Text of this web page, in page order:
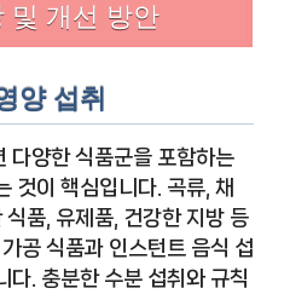
및 개선 방안
양 섭취
다양한 식품군을 포함하는
것이 핵심입니다. 곡류, 채
품, 유제품, 건강한 지방 등
공 식품과 인스턴트 음식 섭
다. 충분한 수분 섭취와 규칙